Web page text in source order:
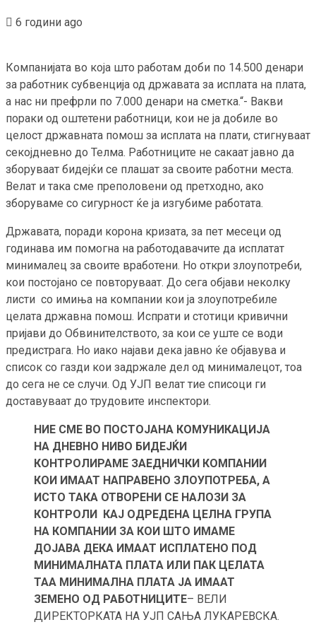
6 години ago
Компанијата во која што работам доби по 14.500 денари
за работник субвенција од државата за исплата на плата,
а нас ни префрли по 7.000 денари на сметка.“- Вакви
пораки од оштетени работници, кои не ја добиле во
целост државната помош за исплата на плати, стигнуваат
секојдневно до Телма. Работниците не сакаат јавно да
зборуваат бидејќи се плашат за своите работни места.
Велат и така сме преполовени од претходно, ако
зборуваме со сигурност ќе ја изгубиме работата.
Државата, поради корона кризата, за пет месеци од
годинава им помогна на работодавачите да исплатат
минималец за своите вработени. Но откри злоупотреби,
кои постојано се повторуваат. До сега објави неколку
листи со имиња на компании кои ја злоупотребиле
целата државна помош. Испрати и стотици кривични
пријави до Обвинителството, за кои се уште се води
предистрага. Но иако најави дека јавно ќе објавува и
список со газди кои задржале дел од минималецот, тоа
до сега не се случи. Од УЈП велат тие списоци ги
доставуваат до трудовите инспектори.
НИЕ СМЕ ВО ПОСТОЈАНА КОМУНИКАЦИЈА
НА ДНЕВНО НИВО БИДЕЈЌИ
КОНТРОЛИРАМЕ ЗАЕДНИЧКИ КОМПАНИИ
КОИ ИМААТ НАПРАВЕНО ЗЛОУПОТРЕБА, А
ИСТО ТАКА ОТВОРЕНИ СЕ НАЛОЗИ ЗА
КОНТРОЛИ КАЈ ОДРЕДЕНА ЦЕЛНА ГРУПА
НА КОМПАНИИ ЗА КОИ ШТО ИМАМЕ
ДОЈАВА ДЕКА ИМААТ ИСПЛАТЕНО ПОД
МИНИМАЛНАТА ПЛАТА ИЛИ ПАК ЦЕЛАТА
ТАА МИНИМАЛНА ПЛАТА ЈА ИМААТ
ЗЕМЕНО ОД РАБОТНИЦИТЕ– ВЕЛИ
ДИРЕКТОРКАТА НА УЈП САЊА ЛУКАРЕВСКА.